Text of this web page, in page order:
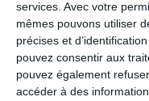
services. Avec votre
mêmes pouvons utiliser
précises et
pouvez consentir aux
pouvez également
accéder à des
Facebook,